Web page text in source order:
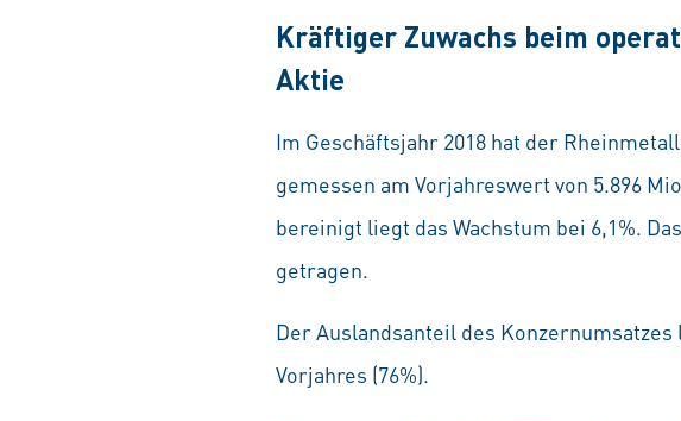
Kräftiger Zuwachs beim
Aktie
Im Geschäftsjahr 2018 hat der
gemessen am Vorjahreswert von 5.896
bereinigt liegt das Wachstum bei 6,1%.
getragen.
Der Auslandsanteil des
Vorjahres (76%).